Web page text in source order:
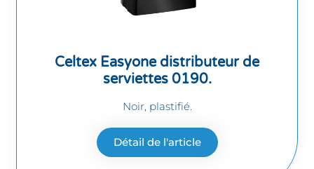
Celtex Easyone distributeur de
serviettes 0190.
Noir, plastifié.
Détail de l'article